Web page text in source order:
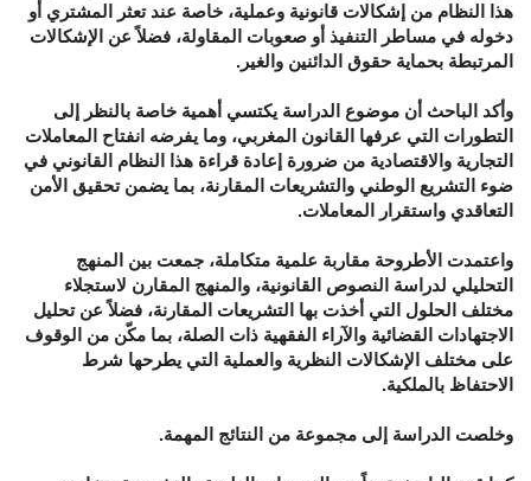
هذا النظام من إشكالات قانونية وعملية، خاصة عند تعثر المشتري أو
دخوله في مساطر التنفيذ أو صعوبات المقاولة، فضلاً عن الإشكالات
المرتبطة بحماية حقوق الدائنين والغير.
وأكد الباحث أن موضوع الدراسة يكتسي أهمية خاصة بالنظر إلى
التطورات التي عرفها القانون المغربي، وما يفرضه انفتاح المعاملات
التجارية والاقتصادية من ضرورة إعادة قراءة هذا النظام القانوني في
ضوء التشريع الوطني والتشريعات المقارنة، بما يضمن تحقيق الأمن
التعاقدي واستقرار المعاملات.
واعتمدت الأطروحة مقاربة علمية متكاملة، جمعت بين المنهج
التحليلي لدراسة النصوص القانونية، والمنهج المقارن لاستجلاء
مختلف الحلول التي أخذت بها التشريعات المقارنة، فضلاً عن تحليل
الاجتهادات القضائية والآراء الفقهية ذات الصلة، بما مكّن من الوقوف
على مختلف الإشكالات النظرية والعملية التي يطرحها شرط
الاحتفاظ بالملكية.
وخلصت الدراسة إلى مجموعة من النتائج المهمة.